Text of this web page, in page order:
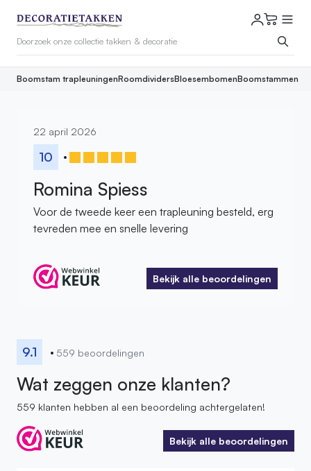
Boomstam trapleuningenRoomdividersBloesembomenBoomstammen
22 april 2026
10
Romina Spiess
Voor de tweede keer een trapleuning besteld, erg
tevreden mee en snelle levering
Bekijk alle beoordelingen
Bekijk alle beoordelingen
9.1 559 beoordelingen
Wat zeggen onze klanten?
559 klanten hebben al een beoordeling achtergelaten!
Bekijk alle beoordelingen
Bekijk alle beoordelingen